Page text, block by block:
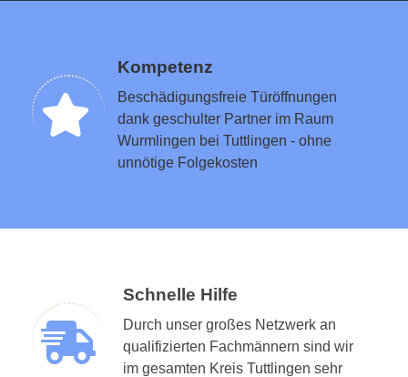
Kompetenz
Beschädigungsfreie Türöffnungen
dank geschulter Partner im Raum
Wurmlingen bei Tuttlingen - ohne
unnötige Folgekosten
Schnelle Hilfe
Durch unser großes Netzwerk an
qualifizierten Fachmännern sind wir
im gesamten Kreis Tuttlingen sehr